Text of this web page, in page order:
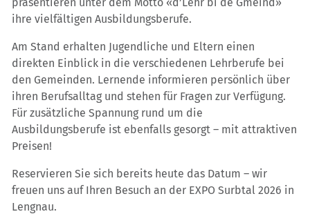
ihre vielfältigen Ausbildungsberufe.
Am Stand erhalten Jugendliche und Eltern einen
direkten Einblick in die verschiedenen Lehrberufe bei
den Gemeinden. Lernende informieren persönlich über
ihren Berufsalltag und stehen für Fragen zur Verfügung.
Für zusätzliche Spannung rund um die
Ausbildungsberufe ist ebenfalls gesorgt – mit attraktiven
Preisen!
Reservieren Sie sich bereits heute das Datum – wir
freuen uns auf Ihren Besuch an der EXPO Surbtal 2026 in
Lengnau.